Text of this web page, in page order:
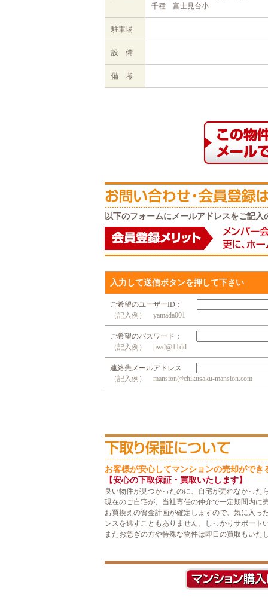
千種 富士見台小
駐車場
設 備
備 考
以下のフォームにメールアドレスをご記
入力して送信ボタンを押して下さい
ご希望のユーザーID：
（記入例） yamada001
ご希望のパスワード：
（記入例） pwd@11dd
連絡先メールアドレス
（記入例） mansion@chikusaku-mansion.com
お客様が安心してマンションの売却がで
【安心の下取保証・買取いたします】
良い物件が見つかったのに、自宅が売れなかっ
現在のご自宅が、当社専任の仲介で一定期間内に
お買換えの資金計画が確定しますので、気に入
ンスを逃すこともありません。しっかりサポート
またお急ぎの方や特殊な物件は即日の買取もいた